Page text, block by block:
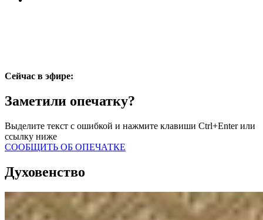
Сейчас в эфире:
Заметили опечатку?
Выделите текст с ошибкой и нажмите клавиши Ctrl+Enter или
ссылку ниже
СООБЩИТЬ ОБ ОПЕЧАТКЕ
Духовенство